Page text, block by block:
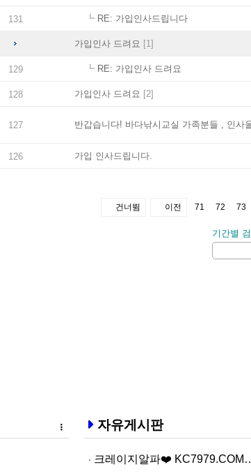
131 ┗ RE: 가입인사드립니다
가입인사 드려요 [1]
129 ┗ RE: 가입인사 드려요
128 가입인사 드려요 [2]
127 반갑습니다! 바다낚시교실 가족분들 , 인사
126 가입 인사드립니다.
건너뜀 이전 71 72 73
기간별
자유게시판
크레이지알파❤️ KC7979.COM ❤️크레이지알파주소…